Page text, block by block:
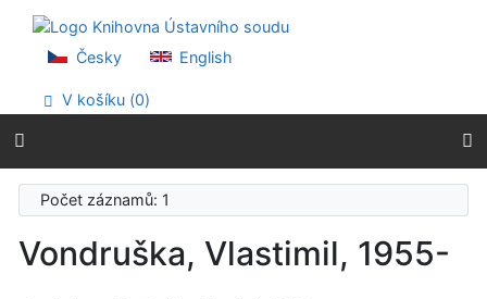
Přejít na menu
Prohlášení o webové přístupnosti
Česky English
V košíku (0)
Počet záznamů: 1
Vondruška, Vlastimil, 1955-